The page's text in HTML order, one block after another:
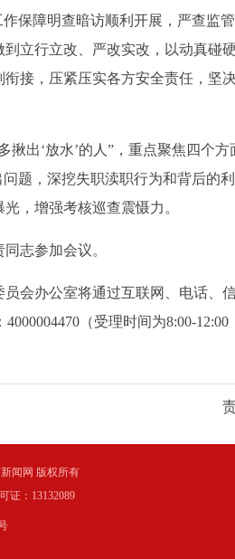
保障明查暗访顺利开展，严查监
立行立改、严改实改，以动真碰
接，压紧压实各方安全责任，坚
出‘放水’的人”，重点聚焦四个方
题，深挖失职渎职行为和背后的
，增强考核巡查震慑力。
志参加会议。
会办公室将通过互联网、电话、
4000004470（受理时间为8:00-
闻网 版权所有
证：13132089